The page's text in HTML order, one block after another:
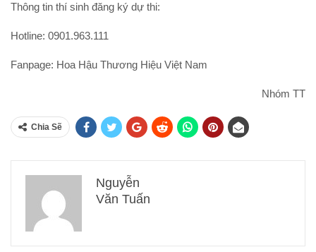
Thông tin thí sinh đăng ký dự thi:
Hotline: 0901.963.111
Fanpage: Hoa Hậu Thương Hiệu Việt Nam
Nhóm TT
Chia Sẽ
Nguyễn
Văn Tuấn